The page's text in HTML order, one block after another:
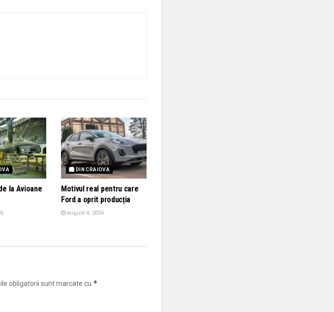
la Avioane
🏙 DIN CRAIOVA
Motivul real pentru care
Ford a oprit producția
august 4, 2026
obligatorii sunt marcate cu *